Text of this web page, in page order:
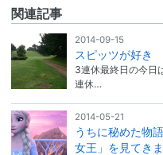
関連記事
2014-09-15
スピッツが好き
3連休最終日の今日
連休…
2014-05-21
うちに秘めた物
女王」を見てき